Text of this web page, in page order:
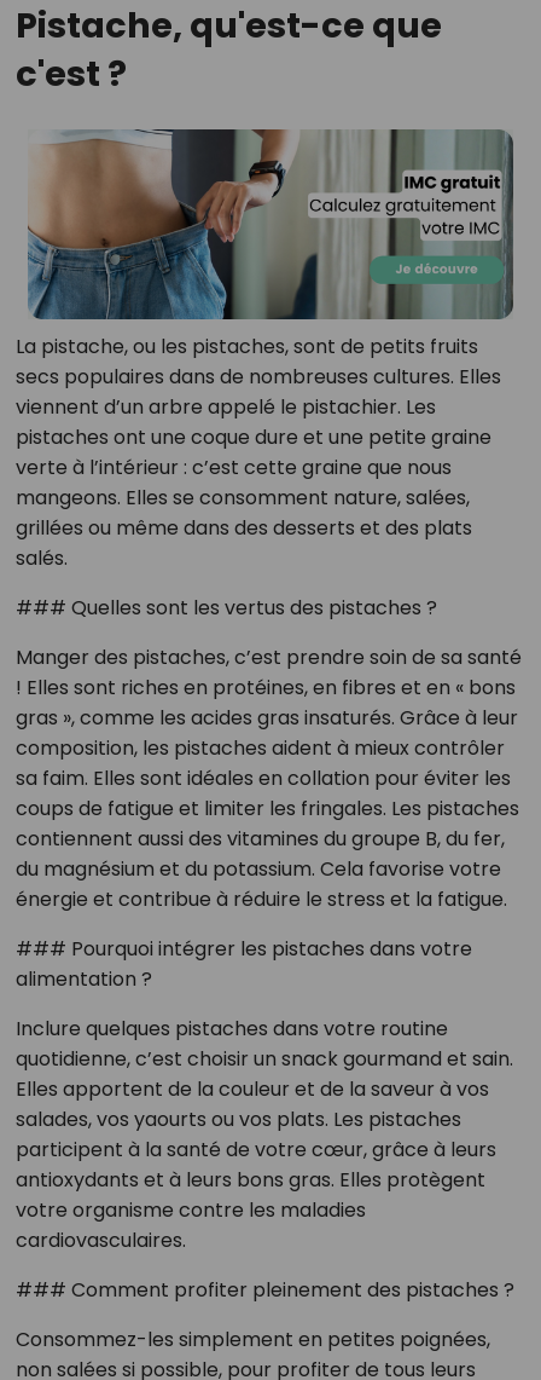
Pistache, qu'est-ce que
c'est ?
La pistache, ou les pistaches, sont de petits fruits
secs populaires dans de nombreuses cultures. Elles
viennent d’un arbre appelé le pistachier. Les
pistaches ont une coque dure et une petite graine
verte à l’intérieur : c’est cette graine que nous
mangeons. Elles se consomment nature, salées,
grillées ou même dans des desserts et des plats
salés.
### Quelles sont les vertus des pistaches ?
Manger des pistaches, c’est prendre soin de sa santé
! Elles sont riches en protéines, en fibres et en « bons
gras », comme les acides gras insaturés. Grâce à leur
composition, les pistaches aident à mieux contrôler
sa faim. Elles sont idéales en collation pour éviter les
coups de fatigue et limiter les fringales. Les pistaches
contiennent aussi des vitamines du groupe B, du fer,
du magnésium et du potassium. Cela favorise votre
énergie et contribue à réduire le stress et la fatigue.
### Pourquoi intégrer les pistaches dans votre
alimentation ?
Inclure quelques pistaches dans votre routine
quotidienne, c’est choisir un snack gourmand et sain.
Elles apportent de la couleur et de la saveur à vos
salades, vos yaourts ou vos plats. Les pistaches
participent à la santé de votre cœur, grâce à leurs
antioxydants et à leurs bons gras. Elles protègent
votre organisme contre les maladies
cardiovasculaires.
### Comment profiter pleinement des pistaches ?
Consommez-les simplement en petites poignées,
non salées si possible, pour profiter de tous leurs